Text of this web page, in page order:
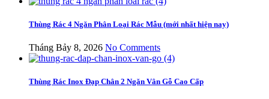
Thùng Rác 4 Ngăn Phân Loại Rác Mẫu (mới nhất hiện nay)
Tháng Bảy 8, 2026 No Comments
Thùng Rác Inox Đạp Chân 2 Ngăn Vân Gỗ Cao Cấp